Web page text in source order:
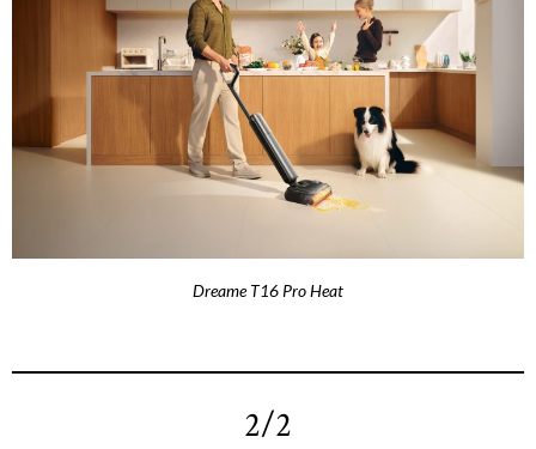
Dreame T16 Pro Heat
2/2